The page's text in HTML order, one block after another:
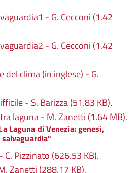
- G. Cecconi (1.42
- G. Cecconi (1.42
del clima (in inglese) - G.
- S. Barizza (51.83 KB).
laguna - M. Zanetti (1.64 MB).
Laguna di Venezia: genesi,
Pizzinato (626.53 KB).
Zanetti (288.17 KB).